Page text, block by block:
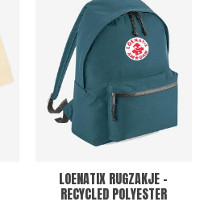
LOENATIX RUGZAKJE -
RECYCLED POLYESTER